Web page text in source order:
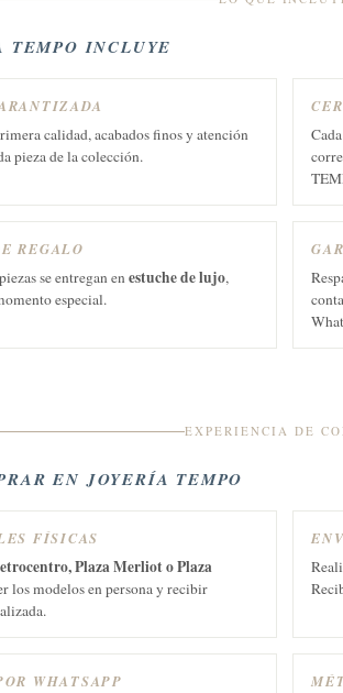
TEMPO INCLUYE
calidad, acabados finos y atención
pieza de la colección.
REGALO
se entregan enestuche de lujo,
especial.
EXPERIENCIA DE
EN JOYERÍA TEMPO
FÍSICAS
Plaza Merliot o Plaza
los modelos en persona y recibir
WHATSAPP